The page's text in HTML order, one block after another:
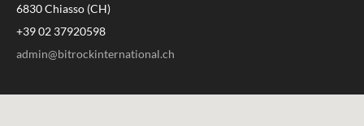
6830 Chiasso (CH)
+39 02 37920598
admin@bitrockinternational.ch